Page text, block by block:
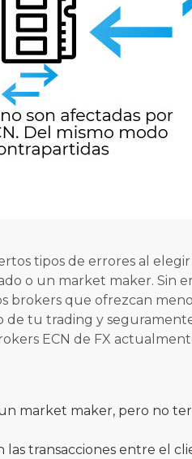
tipos de errores al
o un market maker. Sin
que ofrezcan
tu trading y
ECN de FX
market maker, pero no
transacciones entre el